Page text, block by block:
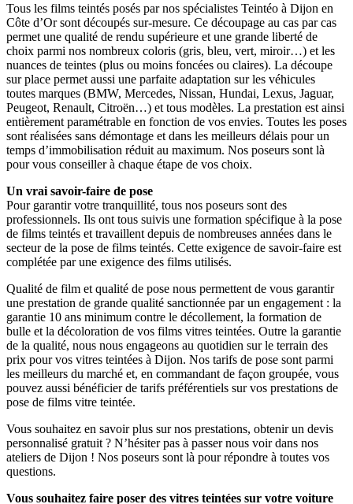
Tous les films teintés posés par nos spécialistes Teintéo à Dijon en
Côte d’Or sont découpés sur-mesure. Ce découpage au cas par cas
permet une qualité de rendu supérieure et une grande liberté de
choix parmi nos nombreux coloris (gris, bleu, vert, miroir…) et les
nuances de teintes (plus ou moins foncées ou claires). La découpe
sur place permet aussi une parfaite adaptation sur les véhicules
toutes marques (BMW, Mercedes, Nissan, Hundai, Lexus, Jaguar,
Peugeot, Renault, Citroën…) et tous modèles. La prestation est ainsi
entièrement paramétrable en fonction de vos envies. Toutes les poses
sont réalisées sans démontage et dans les meilleurs délais pour un
temps d’immobilisation réduit au maximum. Nos poseurs sont là
pour vous conseiller à chaque étape de vos choix.
Un vrai savoir-faire de pose
Pour garantir votre tranquillité, tous nos poseurs sont des
professionnels. Ils ont tous suivis une formation spécifique à la pose
de films teintés et travaillent depuis de nombreuses années dans le
secteur de la pose de films teintés. Cette exigence de savoir-faire est
complétée par une exigence des films utilisés.
Qualité de film et qualité de pose nous permettent de vous garantir
une prestation de grande qualité sanctionnée par un engagement : la
garantie 10 ans minimum contre le décollement, la formation de
bulle et la décoloration de vos films vitres teintées. Outre la garantie
de la qualité, nous nous engageons au quotidien sur le terrain des
prix pour vos vitres teintées à Dijon. Nos tarifs de pose sont parmi
les meilleurs du marché et, en commandant de façon groupée, vous
pouvez aussi bénéficier de tarifs préférentiels sur vos prestations de
pose de films vitre teintée.
Vous souhaitez en savoir plus sur nos prestations, obtenir un devis
personnalisé gratuit ? N’hésiter pas à passer nous voir dans nos
ateliers de Dijon ! Nos poseurs sont là pour répondre à toutes vos
questions.
Vous souhaitez faire poser des vitres teintées sur votre voiture